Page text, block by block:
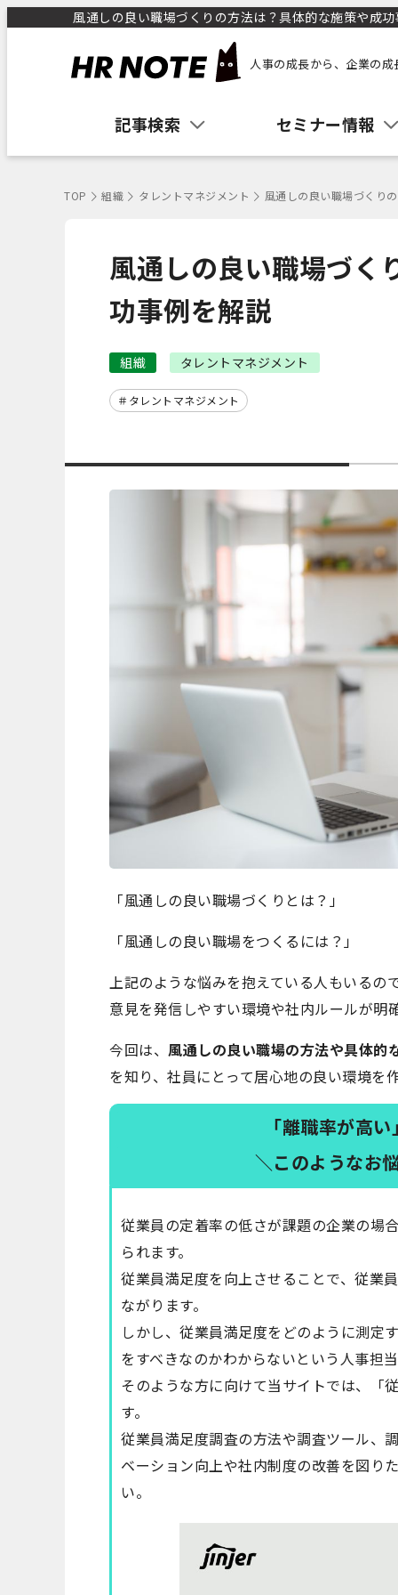
風通しの良い職場づくりの方法は？具体的な施策や成
人事の成長から、企業の
記事検索 セミナー情報
TOP 組織 タレントマネジメント 風通しの良い職場づくり
風通しの良い職場づく
功事例を解説
組織 タレントマネジメント
タレントマネジメント
「風通しの良い職場づくりとは？」
「風通しの良い職場をつくるには？」
上記のような悩みを抱えている人もいるの
意見を発信しやすい環境や社内ルールが明
今回は、 風通しの良い職場の方法や具体的
を知り、社員にとって居心地の良い環境を
「離職率が高
＼このようなお
従業員の定着率の低さが課題の企業の場
られます。
従業員満足度を向上させることで、従業
ながります。
しかし、従業員満足度をどのように測定
をすべきなのかわからないという人事担
そのような方に向けて当サイトでは、「
す。
従業員満足度調査の方法や調査ツール、
ベーション向上や社内制度の改善を図り
い。